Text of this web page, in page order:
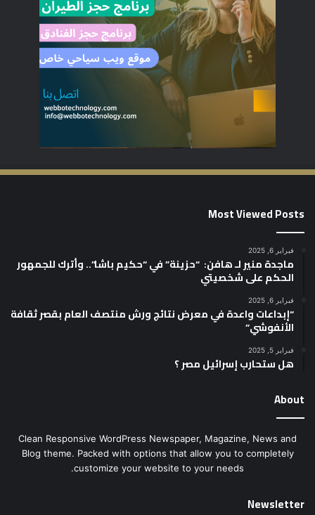
Most Viewed Posts
فبراير 6, 2025
ماجدة منير لـ هافن: “حزينة” في “حكيم باشا”.. وأترك للجمهور
الحكم على شخصيتي
فبراير 6, 2025
“إبداعات واعدة في معرض نتائج ورش منتصف العام بقصر ثقافة
الأنفوشي”
فبراير 5, 2025
هل ستحارب إسرائيل مصر ؟
About
Clean Responsive WordPress Newspaper, Magazine, News and
Blog theme. Packed with options that allow you to completely
customize your website to your needs.
Newsletter